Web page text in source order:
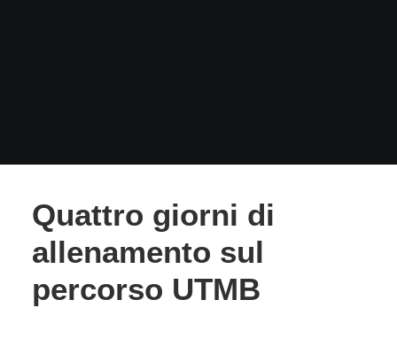
Quattro giorni di
allenamento sul
percorso UTMB